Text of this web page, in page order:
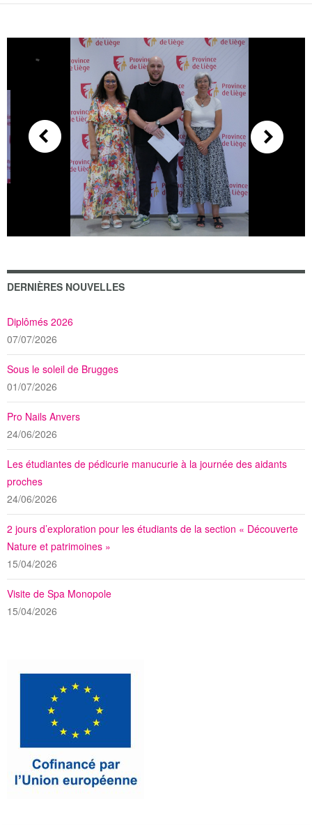
DERNIÈRES NOUVELLES
Diplômés 2026
07/07/2026
Sous le soleil de Brugges
01/07/2026
Pro Nails Anvers
24/06/2026
Les étudiantes de pédicurie manucurie à la journée des aidants
proches
24/06/2026
2 jours d’exploration pour les étudiants de la section « Découverte
Nature et patrimoines »
15/04/2026
Visite de Spa Monopole
15/04/2026